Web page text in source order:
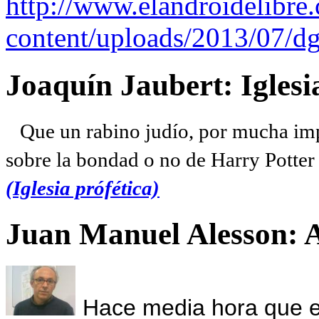
content/uploads/2013/07/
Joaquín Jaubert:
Que un rabino judío, por mucha
sobre la bondad o no de Harry
(Iglesia prófética)
Juan Manuel Alesson:
Hace media hora que